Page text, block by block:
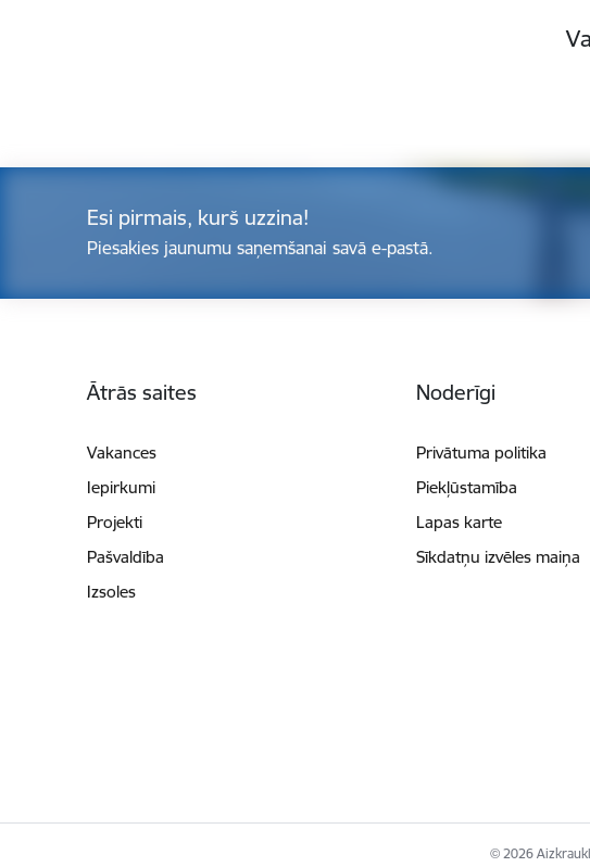
Esi pirmais, kurš uzzina!
Piesakies jaunumu saņemšanai savā e-pastā.
Ātrās saites
Vakances
Iepirkumi
Projekti
Pašvaldība
Izsoles
Noderīgi
Privātuma politika
Piekļūstamība
Lapas karte
Sīkdatņu izvēles maiņa
© 2026